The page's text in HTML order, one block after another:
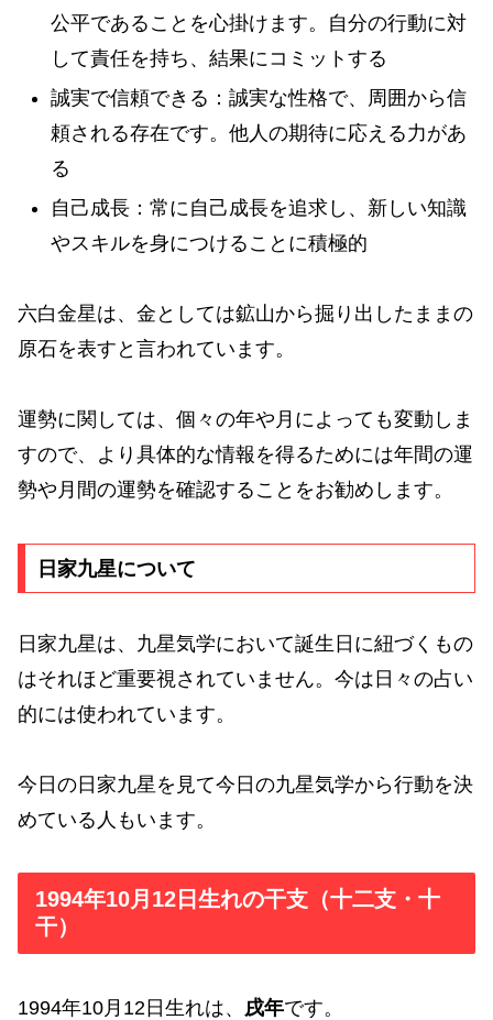
公平であることを心掛けます。自分の行動に対
して責任を持ち、結果にコミットする
誠実で信頼できる：誠実な性格で、周囲から信
頼される存在です。他人の期待に応える力があ
る
自己成長：常に自己成長を追求し、新しい知識
やスキルを身につけることに積極的
六白金星は、金としては鉱山から掘り出したままの
原石を表すと言われています。
運勢に関しては、個々の年や月によっても変動しま
すので、より具体的な情報を得るためには年間の運
勢や月間の運勢を確認することをお勧めします。
日家九星について
日家九星は、九星気学において誕生日に紐づくもの
はそれほど重要視されていません。今は日々の占い
的には使われています。
今日の日家九星を見て今日の九星気学から行動を決
めている人もいます。
1994年10月12日生れの干支（十二支・十
干）
1994年10月12日生れは、 戌年です。